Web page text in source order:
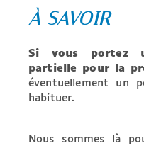
À SAVOIR
Si vous portez
partielle pour la
éventuellement un
habituer.
Nous sommes là